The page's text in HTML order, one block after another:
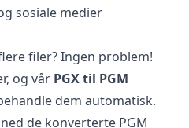
sosiale medier
filer? Ingen problem!
og vår PGX til PGM
dem automatisk.
de konverterte PGM